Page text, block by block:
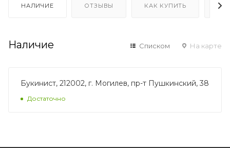
НАЛИЧИЕ ОТЗЫВЫ КАК КУПИТЬ
Наличие Списком На карте
Букинист, 212002, г. Могилев, пр-т Пушкинский, 38
Достаточно